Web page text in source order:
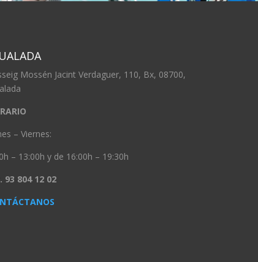
Mossén Jacint Verdaguer, 110, Bx, 08700,
– Viernes:
– 13:00h y de 16:00h – 19:30h
93 804 12 02